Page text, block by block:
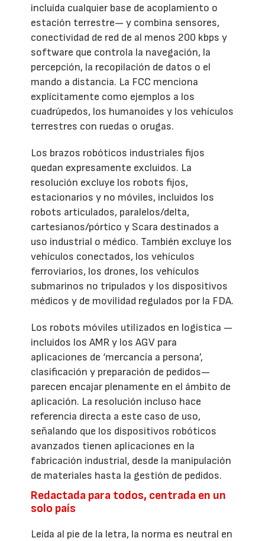
incluida cualquier base de acoplamiento o
estación terrestre— y combina sensores,
conectividad de red de al menos 200 kbps y
software que controla la navegación, la
percepción, la recopilación de datos o el
mando a distancia. La FCC menciona
explícitamente como ejemplos a los
cuadrúpedos, los humanoides y los vehículos
terrestres con ruedas o orugas.
Los brazos robóticos industriales fijos
quedan expresamente excluidos. La
resolución excluye los robots fijos,
estacionarios y no móviles, incluidos los
robots articulados, paralelos/delta,
cartesianos/pórtico y Scara destinados a
uso industrial o médico. También excluye los
vehículos conectados, los vehículos
ferroviarios, los drones, los vehículos
submarinos no tripulados y los dispositivos
médicos y de movilidad regulados por la FDA.
Los robots móviles utilizados en logística —
incluidos los AMR y los AGV para
aplicaciones de ‘mercancía a persona’,
clasificación y preparación de pedidos—
parecen encajar plenamente en el ámbito de
aplicación. La resolución incluso hace
referencia directa a este caso de uso,
señalando que los dispositivos robóticos
avanzados tienen aplicaciones en la
fabricación industrial, desde la manipulación
de materiales hasta la gestión de pedidos.
Redactada para todos, centrada en un
solo país
Leída al pie de la letra, la norma es neutral en